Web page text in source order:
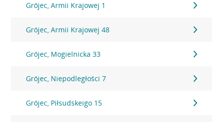
Grójec, Armii Krajowej 1
Grójec, Armii Krajowej 48
Grójec, Mogielnicka 33
Grójec, Niepodległości 7
Grójec, Piłsudskeigo 15